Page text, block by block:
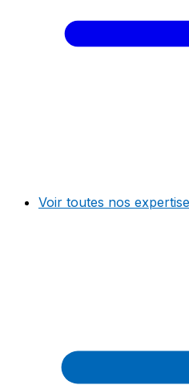
Voir toutes nos